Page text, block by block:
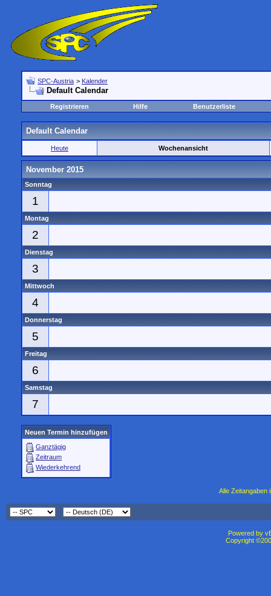
SPC-Austria > Kalender
Default Calendar
Registrieren Hilfe Benutzerliste
Default Calendar
Heute Wochenansicht
November 2015
Sonntag
1
Montag
2
Dienstag
3
Mittwoch
4
Donnerstag
5
Freitag
6
Samstag
7
Neuen Termin hinzufügen
Ganztägig
Zeitraum
Wiederkehrend
Alle Zeitangaben
Powered by
Copyright